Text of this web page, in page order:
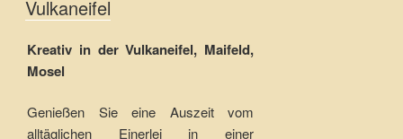
Vulkaneifel
Kreativ in der Vulkaneifel, Maifeld,
Mosel
Genießen Sie eine Auszeit vom
alltäglichen Einerlei in einer